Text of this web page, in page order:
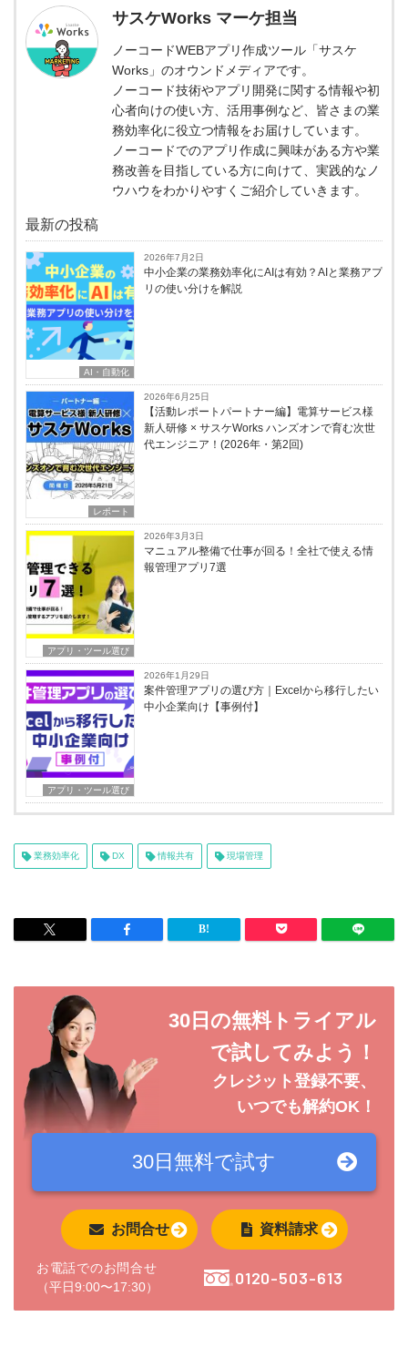
サスケWorks マーケ担当
ノーコードWEBアプリ作成ツール「サスケ
Works」のオウンドメディアです。
ノーコード技術やアプリ開発に関する情報や初
心者向けの使い方、活用事例など、皆さまの業
務効率化に役立つ情報をお届けしています。
ノーコードでのアプリ作成に興味がある方や業
務改善を目指している方に向けて、実践的なノ
ウハウをわかりやすくご紹介していきます。
最新の投稿
AI・自動化
2026年7月2日
中小企業の業務効率化にAIは有効？AIと業務アプ
リの使い分けを解説
レポート
2026年6月25日
【活動レポートパートナー編】電算サービス様
新人研修 × サスケWorks ハンズオンで育む次世
代エンジニア！(2026年・第2回)
アプリ・ツール選び
2026年3月3日
マニュアル整備で仕事が回る！全社で使える情
報管理アプリ7選
アプリ・ツール選び
2026年1月29日
案件管理アプリの選び方｜Excelから移行したい
中小企業向け【事例付】
業務効率化 DX 情報共有 現場管理
30日の無料トライアル
で試してみよう！
クレジット登録不要、
いつでも解約OK！
30日無料で試す
お問合せ 資料請求
お電話でのお問合せ
（平日9:00〜17:30）
0120-503-613